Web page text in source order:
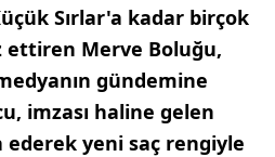
Sırlar'a kadar birçok
ettiren Merve Boluğu,
gündemine
imzası haline gelen
ederek yeni saç rengiyle